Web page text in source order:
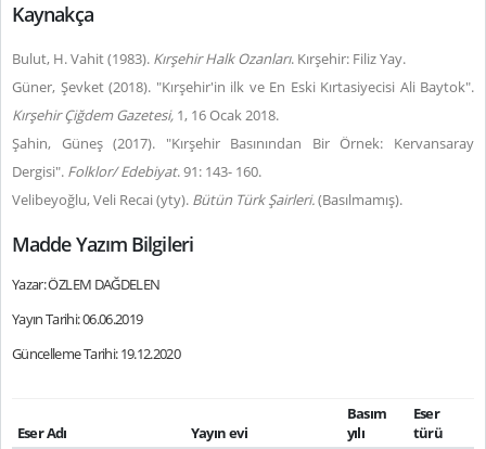
Kaynakça
Bulut, H. Vahit (1983). Kırşehir Halk Ozanları. Kırşehir: Filiz Yay.
Güner, Şevket (2018). "Kırşehir'in ilk ve En Eski Kırtasiyecisi Ali Baytok".
Kırşehir Çiğdem Gazetesi, 1, 16 Ocak 2018.
Şahin, Güneş (2017). "Kırşehir Basınından Bir Örnek: Kervansaray
Dergisi". Folklor/ Edebiyat. 91: 143- 160.
Velibeyoğlu, Veli Recai (yty). Bütün Türk Şairleri.(Basılmamış).
Madde Yazım Bilgileri
Yazar: ÖZLEM DAĞDELEN
Yayın Tarihi: 06.06.2019
Güncelleme Tarihi: 19.12.2020
Eser Adı Yayın evi
Basım
yılı
Eser
türü